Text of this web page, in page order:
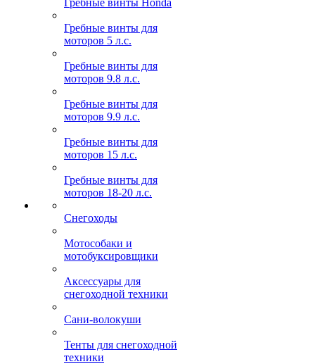
Гребные винты Honda
Гребные винты для
моторов 5 л.с.
Гребные винты для
моторов 9.8 л.с.
Гребные винты для
моторов 9.9 л.с.
Гребные винты для
моторов 15 л.с.
Гребные винты для
моторов 18-20 л.с.
Снегоходы
Мотособаки и
мотобуксировщики
Аксессуары для
снегоходной техники
Сани-волокуши
Тенты для снегоходной
техники